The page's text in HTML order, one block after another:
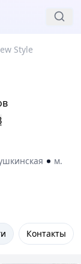
Style
м.
Контакты